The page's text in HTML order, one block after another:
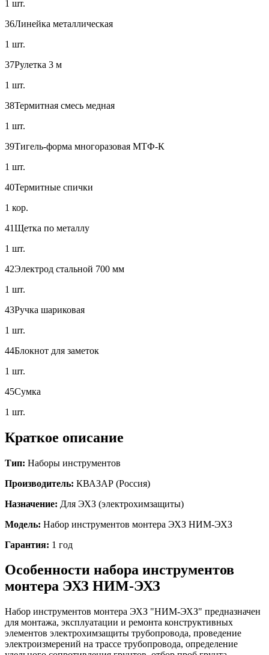
1 шт.
36Линейка металлическая
1 шт.
37Рулетка 3 м
1 шт.
38Термитная смесь медная
1 шт.
39Тигель-форма многоразовая МТФ-К
1 шт.
40Термитные спички
1 кор.
41Щетка по металлу
1 шт.
42Электрод стальной 700 мм
1 шт.
43Ручка шариковая
1 шт.
44Блокнот для заметок
1 шт.
45Сумка
1 шт.
Краткое описание
Тип: Наборы инструментов
Производитель: КВАЗАР (Россия)
Назначение: Для ЭХЗ (электрохимзащиты)
Модель: Набор инструментов монтера ЭХЗ НИМ-ЭХЗ
Гарантия: 1 год
Особенности набора инструментов
монтера ЭХЗ НИМ-ЭХЗ
Набор инструментов монтера ЭХЗ "НИМ-ЭХЗ" предназначен
для монтажа, эксплуатации и ремонта конструктивных
элементов электрохимзащиты трубопровода, проведение
электроизмерений на трассе трубопровода, определение